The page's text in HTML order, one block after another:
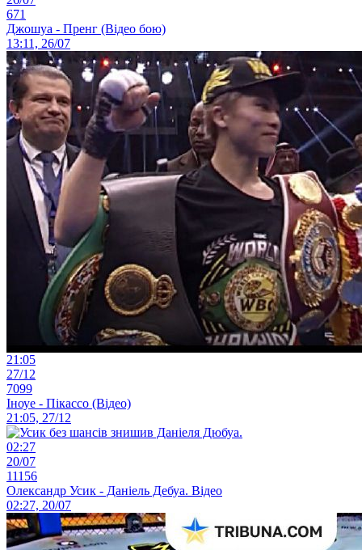
671
Джошуа - Пренг (Відео бою)
13:11, 26/07
21:05
27/12
7099
Іноуе - Пікассо (Відео)
21:05, 27/12
02:27
20/07
11156
Олександр Усик - Даніель Дебуа. Відео
02:27, 20/07